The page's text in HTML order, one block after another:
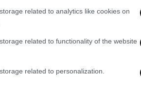
related to analytics like cookies on
related to functionality of the website
related to personalization.
και δροσιά βρήκαν
της Νέας Άμπλιανης
09:22